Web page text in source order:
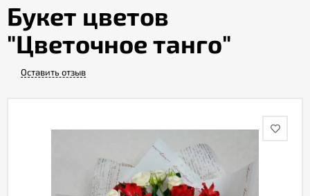
Гарантии
Букет цветов
"Цветочное танго"
Оставить отзыв